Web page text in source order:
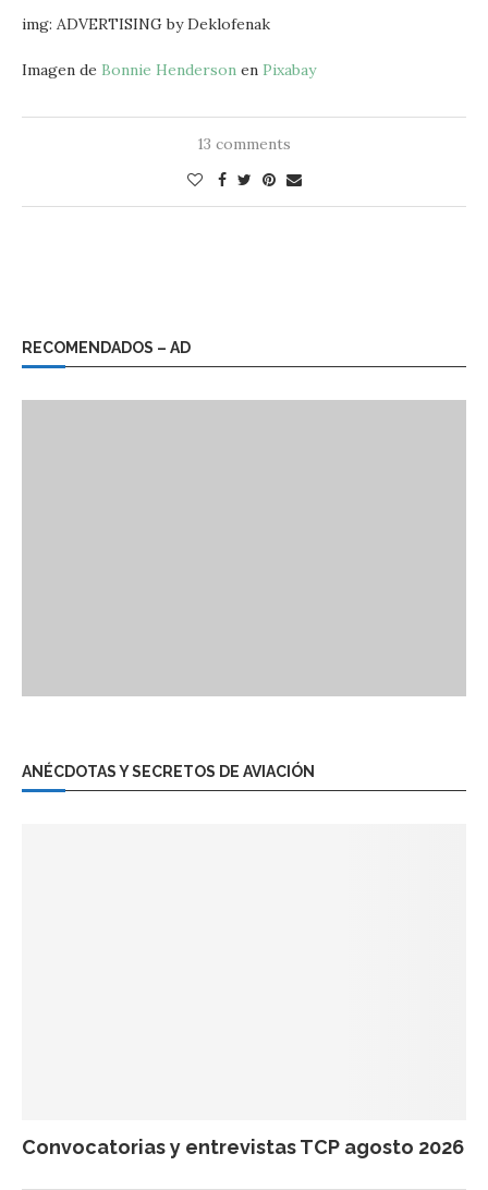
img: ADVERTISING by Deklofenak
Imagen de Bonnie Henderson en Pixabay
13 comments
RECOMENDADOS – AD
ANÉCDOTAS Y SECRETOS DE AVIACIÓN
Convocatorias y entrevistas TCP agosto 2026